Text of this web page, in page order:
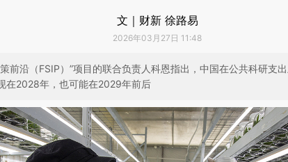
文｜财新 徐路易
2026年03月27日 11:48
前沿（FSIP）”项目的联合负责人科恩指出，中国在公共科研支
在2028年，也可能在2029年前后